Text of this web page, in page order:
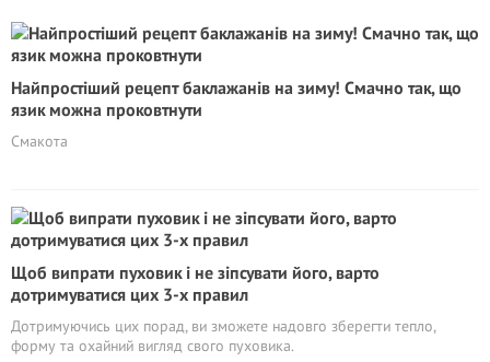
Найпростіший рецепт баклажанів на зиму! Смачно так, що
язик можна проковтнути
Смакота
Щоб випрати пуховик і не зіпсувати його, варто
дотримуватися цих 3-х правил
Дотримуючись цих порад, ви зможете надовго зберегти тепло,
форму та охайний вигляд свого пуховика.